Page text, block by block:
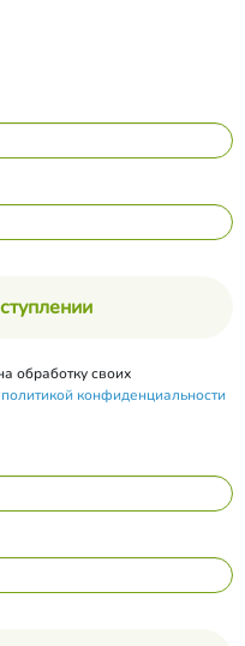
обработку своих
политикой конфиденциальности